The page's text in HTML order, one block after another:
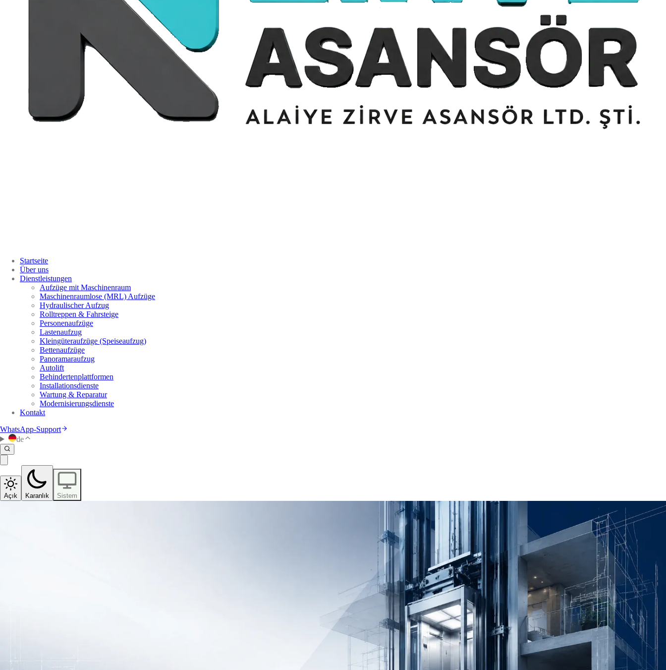
Startseite
Über uns
Dienstleistungen
Aufzüge mit Maschinenraum
Maschinenraumlose (MRL) Aufzüge
Hydraulischer Aufzug
Rolltreppen & Fahrsteige
Personenaufzüge
Lastenaufzug
Kleingüteraufzüge (Speiseaufzug)
Bettenaufzüge
Panoramaraufzug
Autolift
Behindertenplattformen
Installationsdienste
Wartung & Reparatur
Modernisierungsdienste
Kontakt
WhatsApp-Support
de
Açık Karanlık Sistem